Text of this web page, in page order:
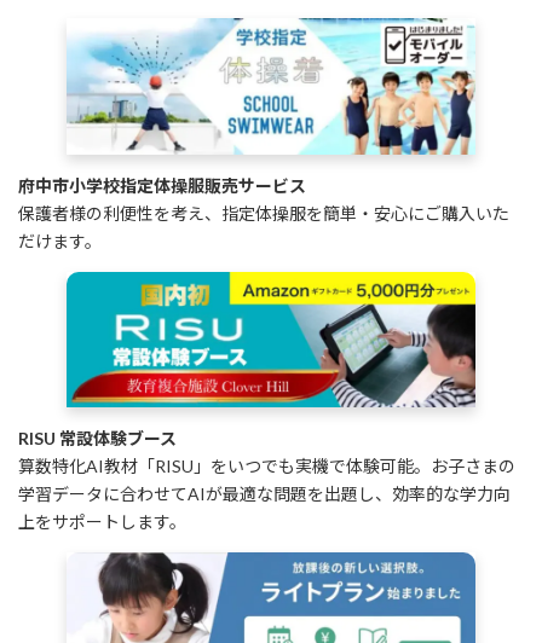
府中市小学校指定体操服販売サービス
保護者様の利便性を考え、指定体操服を簡単・安心にご購入いた
だけます。
RISU 常設体験ブース
算数特化AI教材「RISU」をいつでも実機で体験可能。お子さまの
学習データに合わせてAIが最適な問題を出題し、効率的な学力向
上をサポートします。